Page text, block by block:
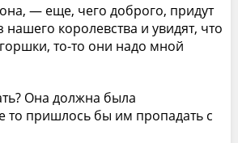
— еще, чего доброго, придут
королевства и увидят, что
то-то они надо мной
Она должна была
то пришлось бы им пропадать с